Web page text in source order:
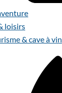
loisirs
& cave à vin